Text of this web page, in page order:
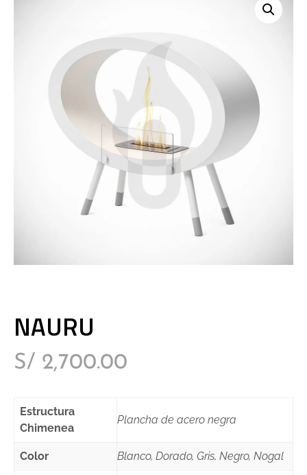
NAURU
S/ 2,700.00
Estructura
Chimenea
Plancha de acero negra
Color Blanco, Dorado, Gris, Negro, Nogal